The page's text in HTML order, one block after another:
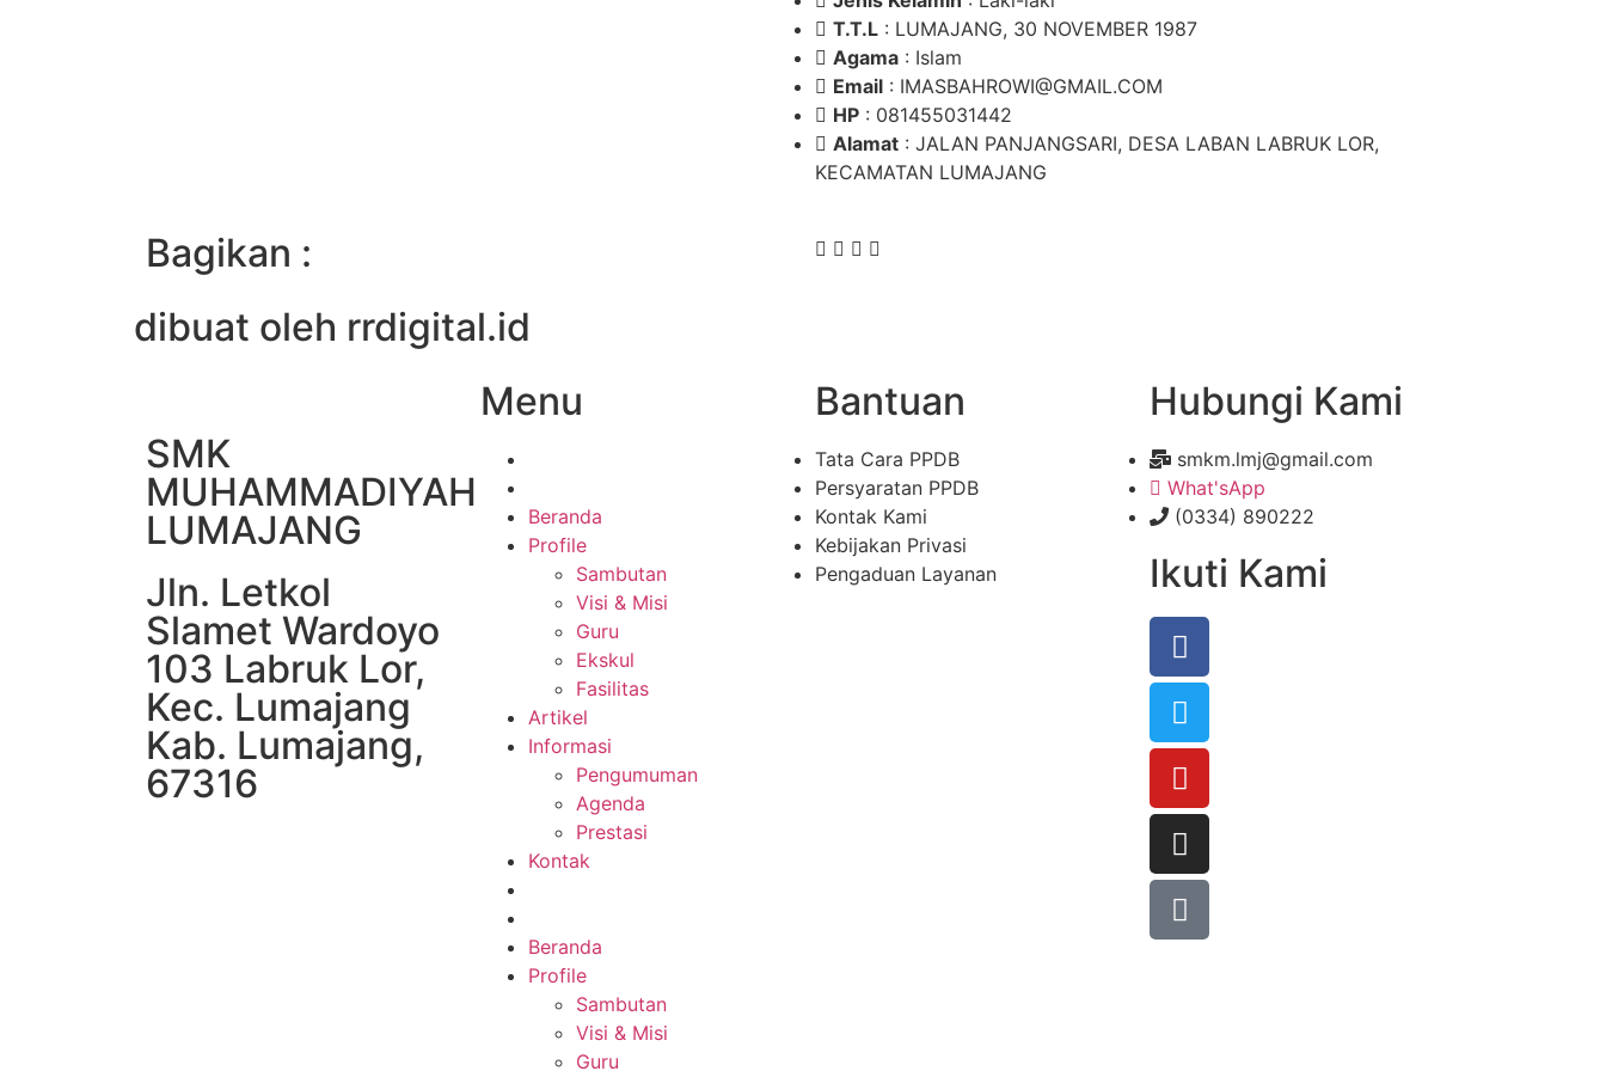
T.T.L : LUMAJANG, 30 NOVEMBER 1987
Agama : Islam
Email : IMASBAHROWI@GMAIL.COM
HP : 081455031442
Alamat : JALAN PANJANGSARI, DESA LABAN LABRUK LOR,
KECAMATAN LUMAJANG
Bagikan :
dibuat oleh rrdigital.id
SMK
MUHAMMADIYAH
LUMAJANG
Jln. Letkol
Slamet Wardoyo
103 Labruk Lor,
Kec. Lumajang
Kab. Lumajang,
67316
Menu
Beranda
Profile
Sambutan
Visi & Misi
Guru
Ekskul
Fasilitas
Artikel
Informasi
Pengumuman
Agenda
Prestasi
Kontak
Beranda
Profile
Sambutan
Visi & Misi
Guru
Bantuan
Tata Cara PPDB
Persyaratan PPDB
Kontak Kami
Kebijakan Privasi
Pengaduan Layanan
Hubungi Kami
smkm.lmj@gmail.com
What'sApp
(0334) 890222
Ikuti Kami